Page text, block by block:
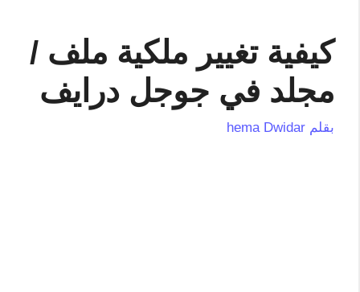
كيفية تغيير ملكية ملف /
مجلد في جوجل درايف
بقلم hema Dwidar